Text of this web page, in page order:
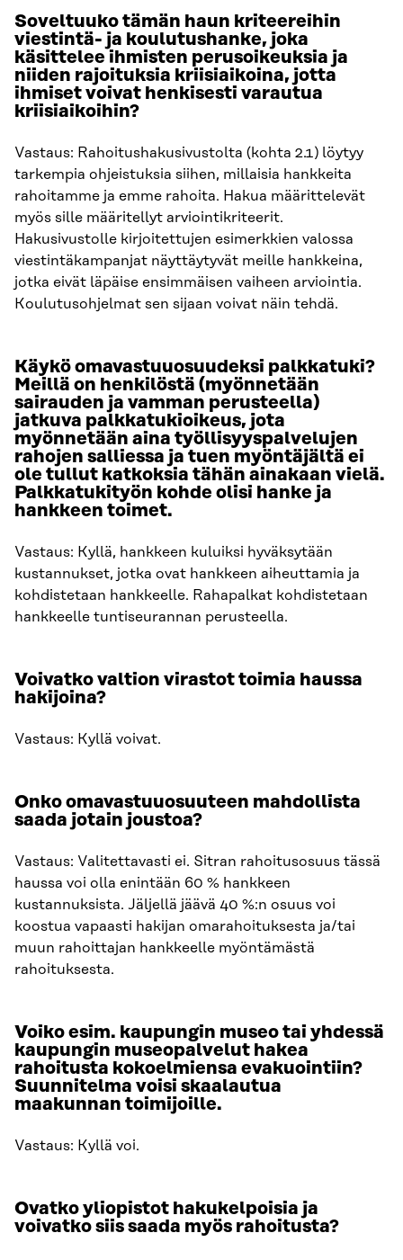
Soveltuuko tämän haun kriteereihin
viestintä- ja koulutushanke, joka
käsittelee ihmisten perusoikeuksia ja
niiden rajoituksia kriisiaikoina, jotta
ihmiset voivat henkisesti varautua
kriisiaikoihin?
Vastaus: Rahoitushakusivustolta (kohta 2.1) löytyy
tarkempia ohjeistuksia siihen, millaisia hankkeita
rahoitamme ja emme rahoita. Hakua määrittelevät
myös sille määritellyt arviointikriteerit.
Hakusivustolle kirjoitettujen esimerkkien valossa
viestintäkampanjat näyttäytyvät meille hankkeina,
jotka eivät läpäise ensimmäisen vaiheen arviointia.
Koulutusohjelmat sen sijaan voivat näin tehdä.
Käykö omavastuuosuudeksi palkkatuki?
Meillä on henkilöstä (myönnetään
sairauden ja vamman perusteella)
jatkuva palkkatukioikeus, jota
myönnetään aina työllisyyspalvelujen
rahojen salliessa ja tuen myöntäjältä ei
ole tullut katkoksia tähän ainakaan vielä.
Palkkatukityön kohde olisi hanke ja
hankkeen toimet.
Vastaus: Kyllä, hankkeen kuluiksi hyväksytään
kustannukset, jotka ovat hankkeen aiheuttamia ja
kohdistetaan hankkeelle. Rahapalkat kohdistetaan
hankkeelle tuntiseurannan perusteella.
Voivatko valtion virastot toimia haussa
hakijoina?
Vastaus: Kyllä voivat.
Onko omavastuuosuuteen mahdollista
saada jotain joustoa?
Vastaus: Valitettavasti ei. Sitran rahoitusosuus tässä
haussa voi olla enintään 60 % hankkeen
kustannuksista. Jäljellä jäävä 40 %:n osuus voi
koostua vapaasti hakijan omarahoituksesta ja/tai
muun rahoittajan hankkeelle myöntämästä
rahoituksesta.
Voiko esim. kaupungin museo tai yhdessä
kaupungin museopalvelut hakea
rahoitusta kokoelmiensa evakuointiin?
Suunnitelma voisi skaalautua
maakunnan toimijoille.
Vastaus: Kyllä voi.
Ovatko yliopistot hakukelpoisia ja
voivatko siis saada myös rahoitusta?